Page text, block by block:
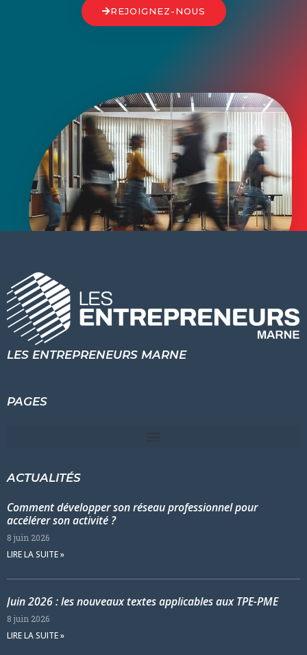
REJOIGNEZ-NOUS
LES ENTREPRENEURS MARNE
PAGES
ACTUALITÉS
Comment développer son réseau professionnel pour
accélérer son activité ?
8 juin 2026
LIRE LA SUITE »
Juin 2026 : les nouveaux textes applicables aux TPE-PME
8 juin 2026
LIRE LA SUITE »